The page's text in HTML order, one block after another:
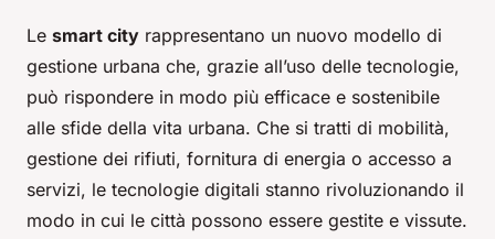
Le smart city rappresentano un nuovo modello di
gestione urbana che, grazie all’uso delle tecnologie,
può rispondere in modo più efficace e sostenibile
alle sfide della vita urbana. Che si tratti di mobilità,
gestione dei rifiuti, fornitura di energia o accesso a
servizi, le tecnologie digitali stanno rivoluzionando il
modo in cui le città possono essere gestite e vissute.